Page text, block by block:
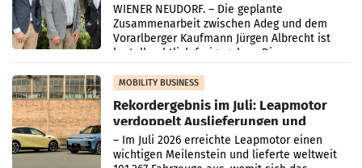
WIENER NEUDORF. – Die geplante
Zusammenarbeit zwischen Adeg und dem
Vorarlberger Kaufmann Jürgen Albrecht ist
kartellrechtlich freigegeben: Die
Bundeswettbewerbsbehörde und der
Bundeskartellanwalt
MOBILITY BUSINESS
Rekordergebnis im Juli: Leapmotor
verdoppelt Auslieferungen und
überschreitet die 100.000er-Marke
– Im Juli 2026 erreichte Leapmotor einen
wichtigen Meilenstein und lieferte weltweit